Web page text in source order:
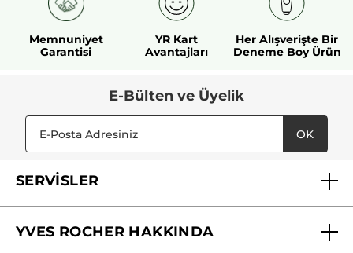
Memnuniyet
Garantisi
YR Kart
Avantajları
Her Alışverişte Bir
Deneme Boy Ürün
E-Bülten ve Üyelik
OK
SERVİSLER
YVES ROCHER HAKKINDA